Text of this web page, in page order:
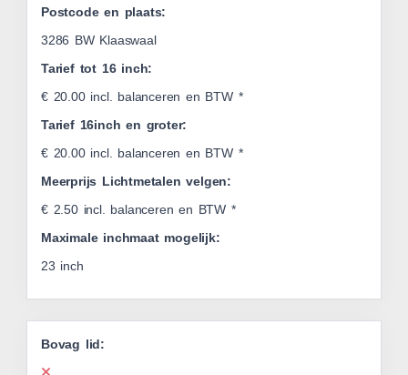
Postcode en plaats:
3286 BW Klaaswaal
Tarief tot 16 inch:
€ 20.00 incl. balanceren en BTW *
Tarief 16inch en groter:
€ 20.00 incl. balanceren en BTW *
Meerprijs Lichtmetalen velgen:
€ 2.50 incl. balanceren en BTW *
Maximale inchmaat mogelijk:
23 inch
Bovag lid: